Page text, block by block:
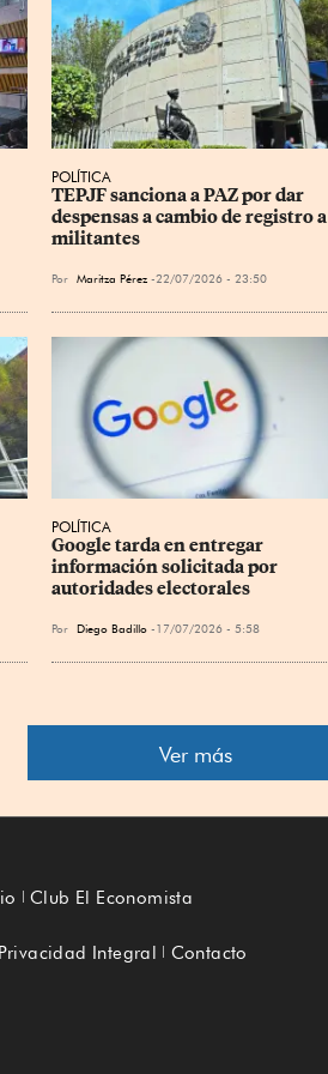
POLÍTICA
TEPJF sanciona a PAZ por dar
despensas a cambio de registro a
militantes
Por Maritza Pérez 22/07/2026 - 23:50
POLÍTICA
Google tarda en entregar
información solicitada por
autoridades electorales
Por Diego Badillo 17/07/2026 - 5:58
Ver más
Club El Economista
Integral Contacto